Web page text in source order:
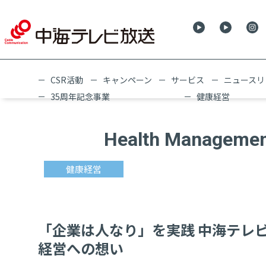
CSR活動 キャンペーン サービス
ニュース
35周年記念事業
健康経営
Health
健康経営
「企業は人なり」を実践 中海テレ
経営への想い